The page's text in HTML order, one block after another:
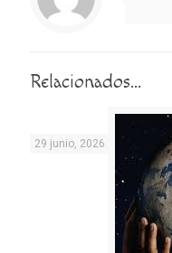
Relacionados...
29 junio, 2026